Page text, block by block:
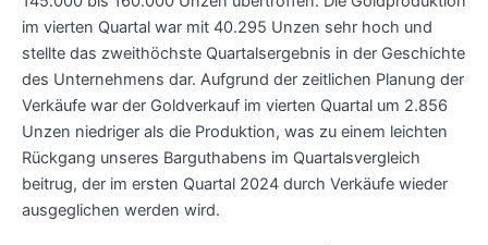
im vierten Quartal war mit 40.295 Unzen sehr hoch und
stellte das zweithöchste Quartalsergebnis in der Geschichte
des Unternehmens dar. Aufgrund der zeitlichen Planung der
Verkäufe war der Goldverkauf im vierten Quartal um 2.856
Unzen niedriger als die Produktion, was zu einem leichten
Rückgang unseres Barguthabens im Quartalsvergleich
beitrug, der im ersten Quartal 2024 durch Verkäufe wieder
ausgeglichen werden wird.